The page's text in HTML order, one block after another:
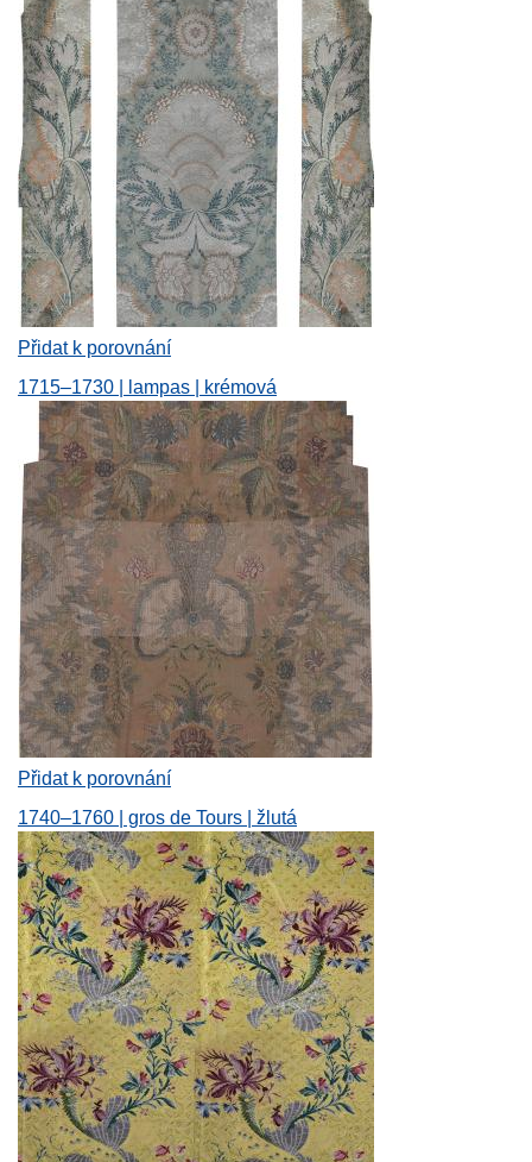
Přidat k porovnání
1715–1730 | lampas | krémová
Přidat k porovnání
1740–1760 | gros de Tours | žlutá